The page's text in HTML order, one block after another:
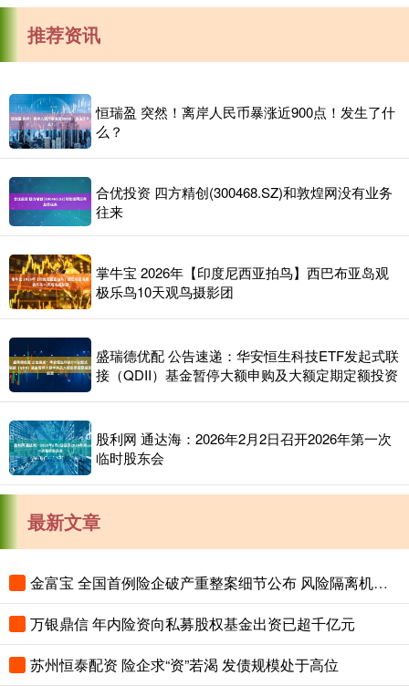
推荐资讯
恒瑞盈 突然！离岸人民币暴涨近900点！发生了什
么？
合优投资 四方精创(300468.SZ)和敦煌网没有业务
往来
掌牛宝 2026年【印度尼西亚拍鸟】西巴布亚岛观
极乐鸟10天观鸟摄影团
盛瑞德优配 公告速递：华安恒生科技ETF发起式联
接（QDII）基金暂停大额申购及大额定期定额投资
股利网 通达海：2026年2月2日召开2026年第一次
临时股东会
最新文章
金富宝 全国首例险企破产重整案细节公布 风险隔离机制保障保单债权人权益
万银鼎信 年内险资向私募股权基金出资已超千亿元
苏州恒泰配资 险企求“资”若渴 发债规模处于高位